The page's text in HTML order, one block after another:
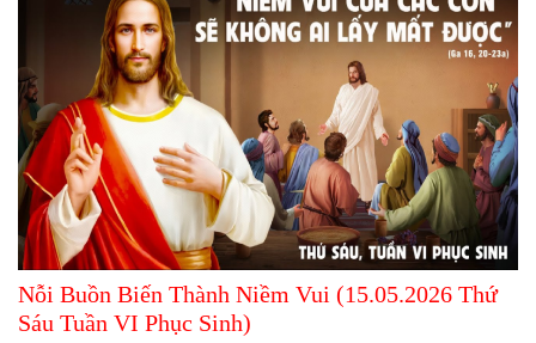
Nỗi Buồn Biến Thành Niềm Vui (15.05.2026 Thứ
Sáu Tuần VI Phục Sinh)